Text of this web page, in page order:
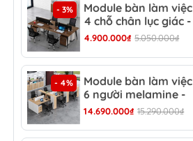
- 3%
Module bàn làm việc
4 chỗ chân lục giác -
CB 17
4.900.000₫ 5.050.000₫
- 4%
Module bàn làm việc
6 người melamine -
CB 20
14.690.000₫ 15.290.000₫